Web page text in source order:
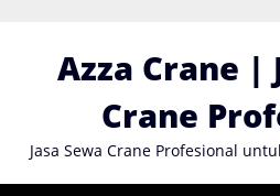
contentAzza Crane |
Crane
Jasa Sewa Crane Profesional